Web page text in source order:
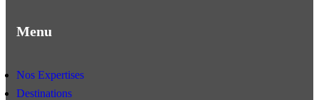
Menu
Nos Expertises
Destinations